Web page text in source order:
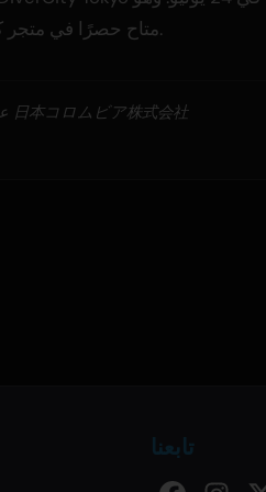
متاح حصرًا في متجر كولومبيا الموسيقي.
عبر 日本コロムビア株式会社
تابعنا